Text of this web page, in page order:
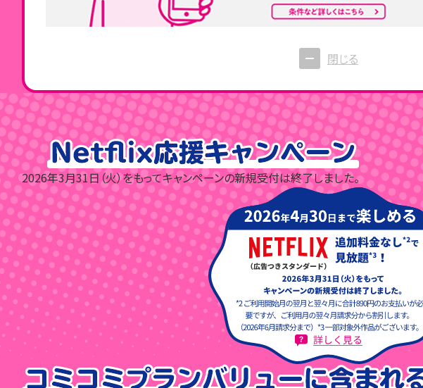
閉じる
2026年3月31日（火）をもってキャンペーンの新規受付は終了しました。